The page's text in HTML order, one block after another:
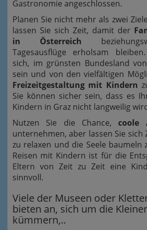
Gastronomie angeschlossen.
Planen Sie nicht mehr als zwei
lassen Sie sich Zeit, damit der
in Österreich
Tagesausflüge erholsam
sich, im grünsten Bundesland
sein und von den vielfältigen
Freizeitgestaltung mit Kindern
Sie können sicher sein, dass es
Kindern in Graz nicht langweilig
Nutzen Sie die Chance,coole
unternehmen, aber lassen Sie sich
zu relaxen und die Seele baumeln
Reisen mit Kindern ist für die
Eltern von Zeit zu Zeit eine
sinnvoll.
Viele der Museen oder
bieten an, sich um die
kümmern,..